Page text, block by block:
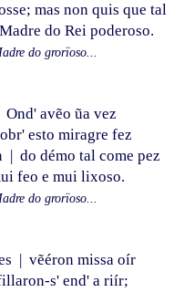
mas non quis que tal
Madre do Rei poderoso.
do grorïoso...
Ond' avẽo ũa vez
esto miragre fez
| do démo tal come pez
feo e mui lixoso.
do grorïoso...
| vẽéron missa oír
s' end' a riír;